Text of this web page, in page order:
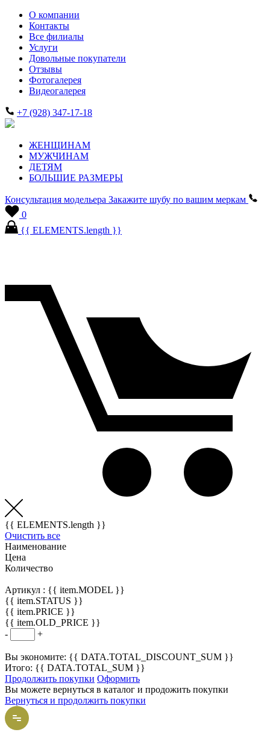
О компании
Контакты
Все филиалы
Услуги
Довольные покупатели
Отзывы
Фотогалерея
Видеогалерея
+7 (928) 347-17-18
ЖЕНЩИНАМ
МУЖЧИНАМ
ДЕТЯМ
БОЛЬШИЕ РАЗМЕРЫ
Консультация модельера Закажите шубу по вашим меркам
0
{{ ELEMENTS.length }}
{{ ELEMENTS.length }}
Очистить все
Наименование
Цена
Количество
Артикул : {{ item.MODEL }}
{{ item.STATUS }}
{{ item.PRICE }}
{{ item.OLD_PRICE }}
-
+
Вы экономите: {{ DATA.TOTAL_DISCOUNT_SUM }}
Итого: {{ DATA.TOTAL_SUM }}
Продолжить покупки Оформить
Вы можете вернуться в каталог и продожить покупки
Вернуться и продолжить покупки